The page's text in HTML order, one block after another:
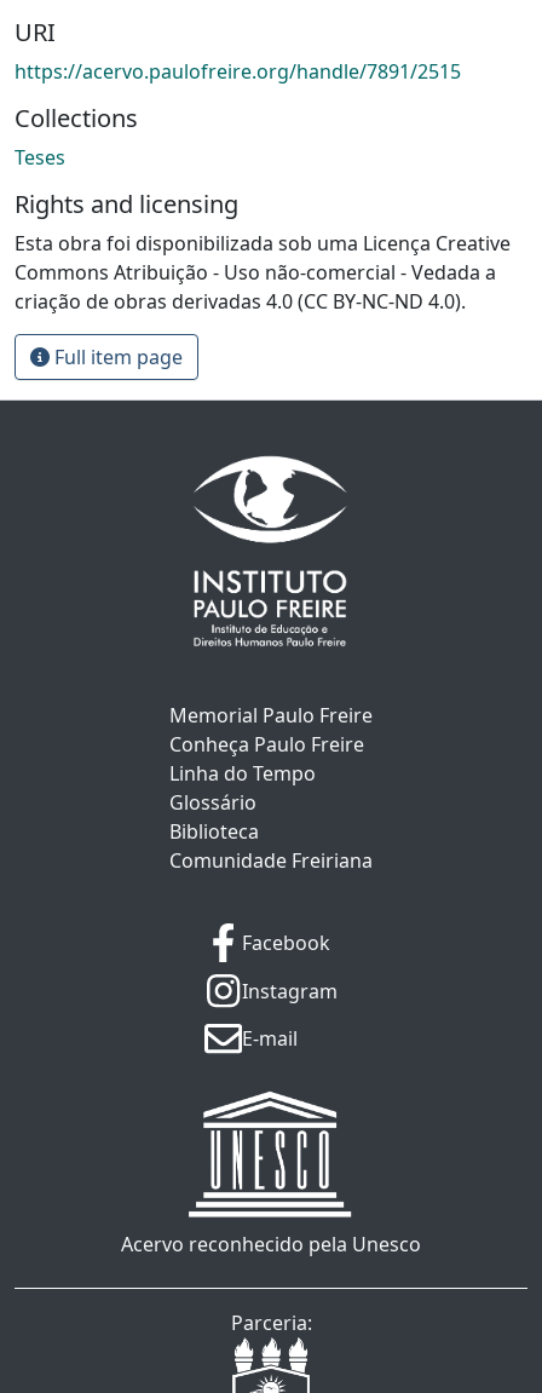
URI
https://acervo.paulofreire.org/handle/7891/2515
Collections
Teses
Rights and licensing
Esta obra foi disponibilizada sob uma Licença Creative
Commons Atribuição - Uso não-comercial - Vedada a
criação de obras derivadas 4.0 (CC BY-NC-ND 4.0).
Full item page
Memorial Paulo Freire
Conheça Paulo Freire
Linha do Tempo
Glossário
Biblioteca
Comunidade Freiriana
Facebook
Instagram
E-mail
Acervo reconhecido pela Unesco
Parceria: